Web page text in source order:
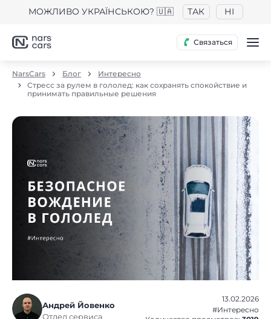
МОЖЛИВО УКРАЇНСЬКОЮ? 🇺🇦 ТАК НІ
Связаться
NarsCars Блог
Интересно
Стресс за рулем в гололед: как сохранять спокойствие и
принимать правильные решения
Андрей Йовенко
Отдел сервиса
13.02.2026
#Интересно